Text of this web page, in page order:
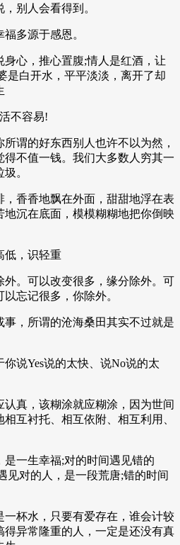
别人会看得到。
多源于感恩。
身心，推心置腹;情人是红酒，让
是白开水，平平淡淡，离开了却
不容易!
谓的好东西别人也许不以为然，
不值一钱。我们大多数人穷其一
。
，香香地飘在外面，甜甜地浮在表
沉在底面，模模糊糊地把你倒映
低，识轻重
外。可以改变很多，缘分除外。可
忘记很多，你除外。
事，所谓的沧海桑田其实不过就是
说Yes说的太快、说No说的太
认真，该糊涂就应糊涂，因为世间
互衬托、相互依附、相互利用、
是一生幸福;对的时间遇见错的
见对的人，是一段荒唐;错的时间
一杯水，只要有爱存在，谁会计较
异常隆重的人，一定是还没有真